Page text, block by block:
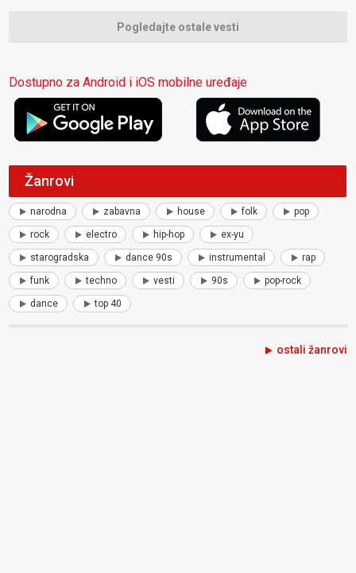
Pogledajte ostale vesti
Dostupno za Android i iOS mobilne uređaje
Žanrovi
narodna zabavna house folk pop
rock electro hip-hop ex-yu
starogradska dance 90s instrumental rap
funk techno vesti 90s pop-rock
dance top 40
ostali žanrovi